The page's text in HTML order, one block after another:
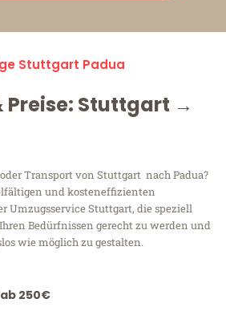
Stuttgart Padua
Preise: Stuttgart →
Transport von Stuttgart nach Padua?
und kosteneffizienten
Umzugsservice Stuttgart, die speziell
Bedürfnissen gerecht zu werden und
wie möglich zu gestalten.
250€